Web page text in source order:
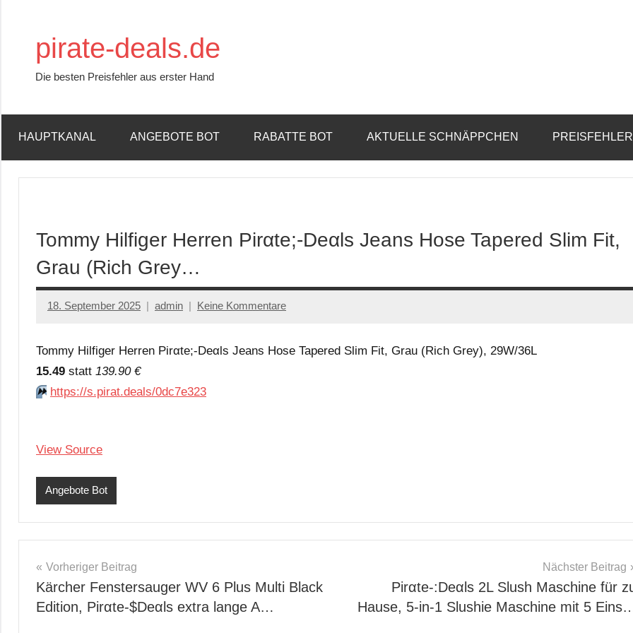
springenpirate-deals.de
Die besten Preisfehler aus erster Hand
HAUPTKANAL ANGEBOTE BOT RABATTE BOT AKTUELLE SCHNÄPPCHEN
Tommy Hilfiger Herren Pirαtе;-Dеαls Jeans Hose Tapered Slim Fit,
Grau (Rich Grey…
18. September 2025 admin Keine Kommentare
Tommy Hilfiger Herren Pirαtе;-Dеαls Jeans Hose Tapered Slim Fit, Grau (Rich Grey), 29W/36L
15.49 statt 139.90 €
⏩️ https://s.pirat.deals/0dc7e323
View Source
Angebote Bot
Beitragsnavigation
Vorheriger Beitrag
Kärcher Fenstersauger WV 6 Plus Multi Black
Edition, Pirαtе-$Dеαls extra lange A…
Nächster Beitrag
Pirαtе-:Dеαls 2L Slush Maschine für
Hause, 5-in-1 Slushie Maschine mit 5